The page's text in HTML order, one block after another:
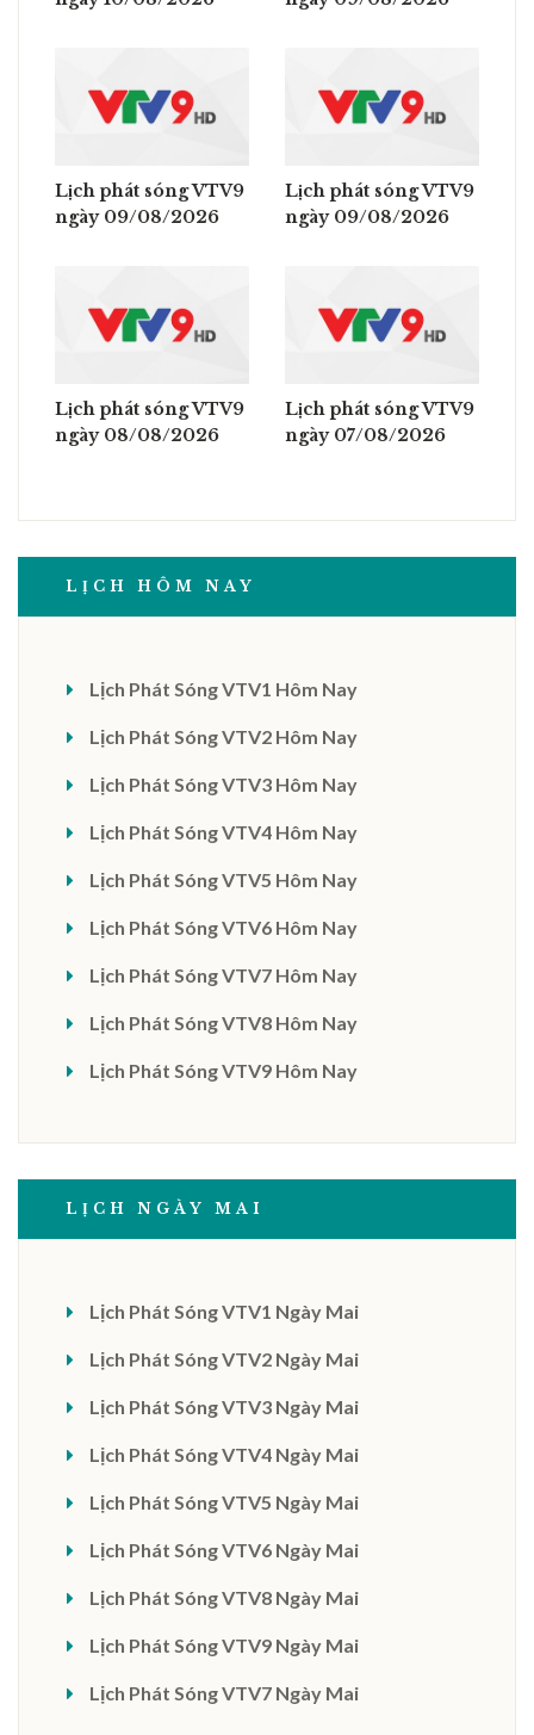
Lịch phát sóng VTV9
ngày 09/08/2026
Lịch phát sóng VTV9
ngày 09/08/2026
Lịch phát sóng VTV9
ngày 08/08/2026
Lịch phát sóng VTV9
ngày 07/08/2026
LỊCH HÔM NAY
Lịch Phát Sóng VTV1 Hôm Nay
Lịch Phát Sóng VTV2 Hôm Nay
Lịch Phát Sóng VTV3 Hôm Nay
Lịch Phát Sóng VTV4 Hôm Nay
Lịch Phát Sóng VTV5 Hôm Nay
Lịch Phát Sóng VTV6 Hôm Nay
Lịch Phát Sóng VTV7 Hôm Nay
Lịch Phát Sóng VTV8 Hôm Nay
Lịch Phát Sóng VTV9 Hôm Nay
LỊCH NGÀY MAI
Lịch Phát Sóng VTV1 Ngày Mai
Lịch Phát Sóng VTV2 Ngày Mai
Lịch Phát Sóng VTV3 Ngày Mai
Lịch Phát Sóng VTV4 Ngày Mai
Lịch Phát Sóng VTV5 Ngày Mai
Lịch Phát Sóng VTV6 Ngày Mai
Lịch Phát Sóng VTV8 Ngày Mai
Lịch Phát Sóng VTV9 Ngày Mai
Lịch Phát Sóng VTV7 Ngày Mai